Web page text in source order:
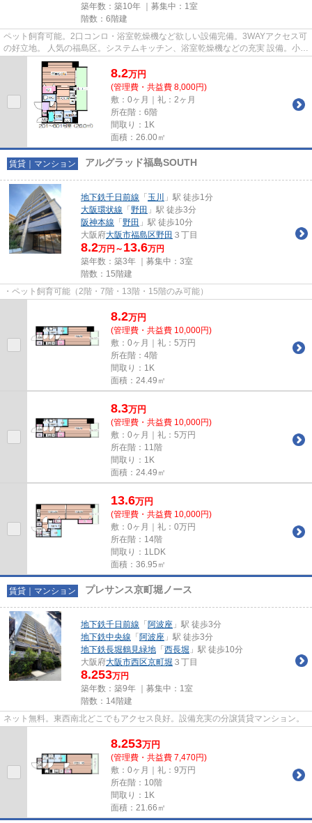
築年数：築10年 ｜募集中： 1室
階数：6階建
ペット飼育可能。2口コンロ・浴室乾燥機など欲しい設備完備。3WAYアクセス可
の好立地。 人気の福島区。システムキッチン、浴室乾燥機などの充実 設備。小型
犬飼育も相談可なので寂しが...
8.2万円
(管理費・共益費 8,000円)
敷：0ヶ月｜礼：2ヶ月
所在階：6階
間取り：1K
面積：26.00㎡
賃貸｜マンション アルグラッド福島SOUTH
地下鉄千日前線 「 玉川
」駅 徒歩1分
大阪環状線 「 野田 」駅 徒歩3分
阪神本線 「 野田 」駅 徒歩10分
大阪府大阪市福島区野田 ３丁目
8.2万円～ 13.6万円
築年数：築3年 ｜募集中： 3室
階数：15階建
・ペット飼育可能（2階・7階・13階・15階のみ可能）
8.2万円
(管理費・共益費 10,000円)
敷：0ヶ月｜礼：5万円
所在階：4階
間取り：1K
面積：24.49㎡
8.3万円
(管理費・共益費 10,000円)
敷：0ヶ月｜礼：5万円
所在階：11階
間取り：1K
面積：24.49㎡
13.6万円
(管理費・共益費 10,000円)
敷：0ヶ月｜礼：0万円
所在階：14階
間取り：1LDK
面積：36.95㎡
賃貸｜マンション プレサンス京町堀ノース
地下鉄千日前線 「 阿波座 」駅 徒歩3分
地下鉄中央線 「 阿波座 」駅 徒歩3分
地下鉄長堀鶴見緑地 「 西長堀 」駅 徒歩10分
大阪府大阪市西区京町堀 ３丁目
8.253万円
築年数：築9年 ｜募集中： 1室
階数：14階建
ネット無料。東西南北どこでもアクセス良好。設備充実の分譲賃貸マンション。
8.253万円
(管理費・共益費 7,470円)
敷：0ヶ月｜礼：9万円
所在階：10階
間取り：1K
面積：21.66㎡